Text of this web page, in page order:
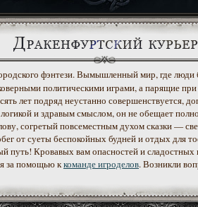
фэнтези. Вымышленный мир, где
политическими играми, а парящие
лет подряд неустанно совершенствуется,
и здравым смыслом, он не обещает
согретый повсеместным духом сказки —
от суеты беспокойных будней и отдых
путь! Кровавых вам опасностей и сладостных
за помощью ккоманде игроделов. Возникли